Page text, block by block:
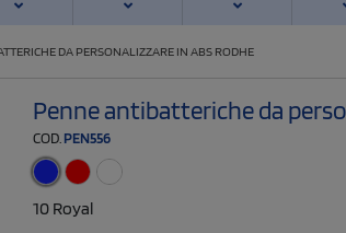
DA PERSONALIZZARE IN ABS RODHE
Penne antibatteriche da
COD. PEN556
10 Royal